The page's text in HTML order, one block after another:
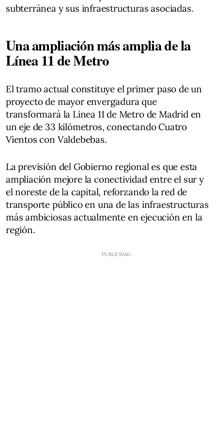
subterránea y sus infraestructuras asociadas.
Una ampliación más amplia de la
Línea 11 de Metro
El tramo actual constituye el primer paso de un
proyecto de mayor envergadura que
transformará la Línea 11 de Metro de Madrid en
un eje de 33 kilómetros, conectando Cuatro
Vientos con Valdebebas.
La previsión del Gobierno regional es que esta
ampliación mejore la conectividad entre el sur y
el noreste de la capital, reforzando la red de
transporte público en una de las infraestructuras
más ambiciosas actualmente en ejecución en la
región.